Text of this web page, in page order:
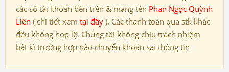
các số tài khoản bên trên & mang tên Phan Ngọc Quỳnh
Liên ( chi tiết xem tại đây ). Các thanh toán qua stk khác
đều không hợp lệ. Chúng tôi không chịu trách nhiệm
bất kì trường hợp nào chuyển khoản sai thông tin